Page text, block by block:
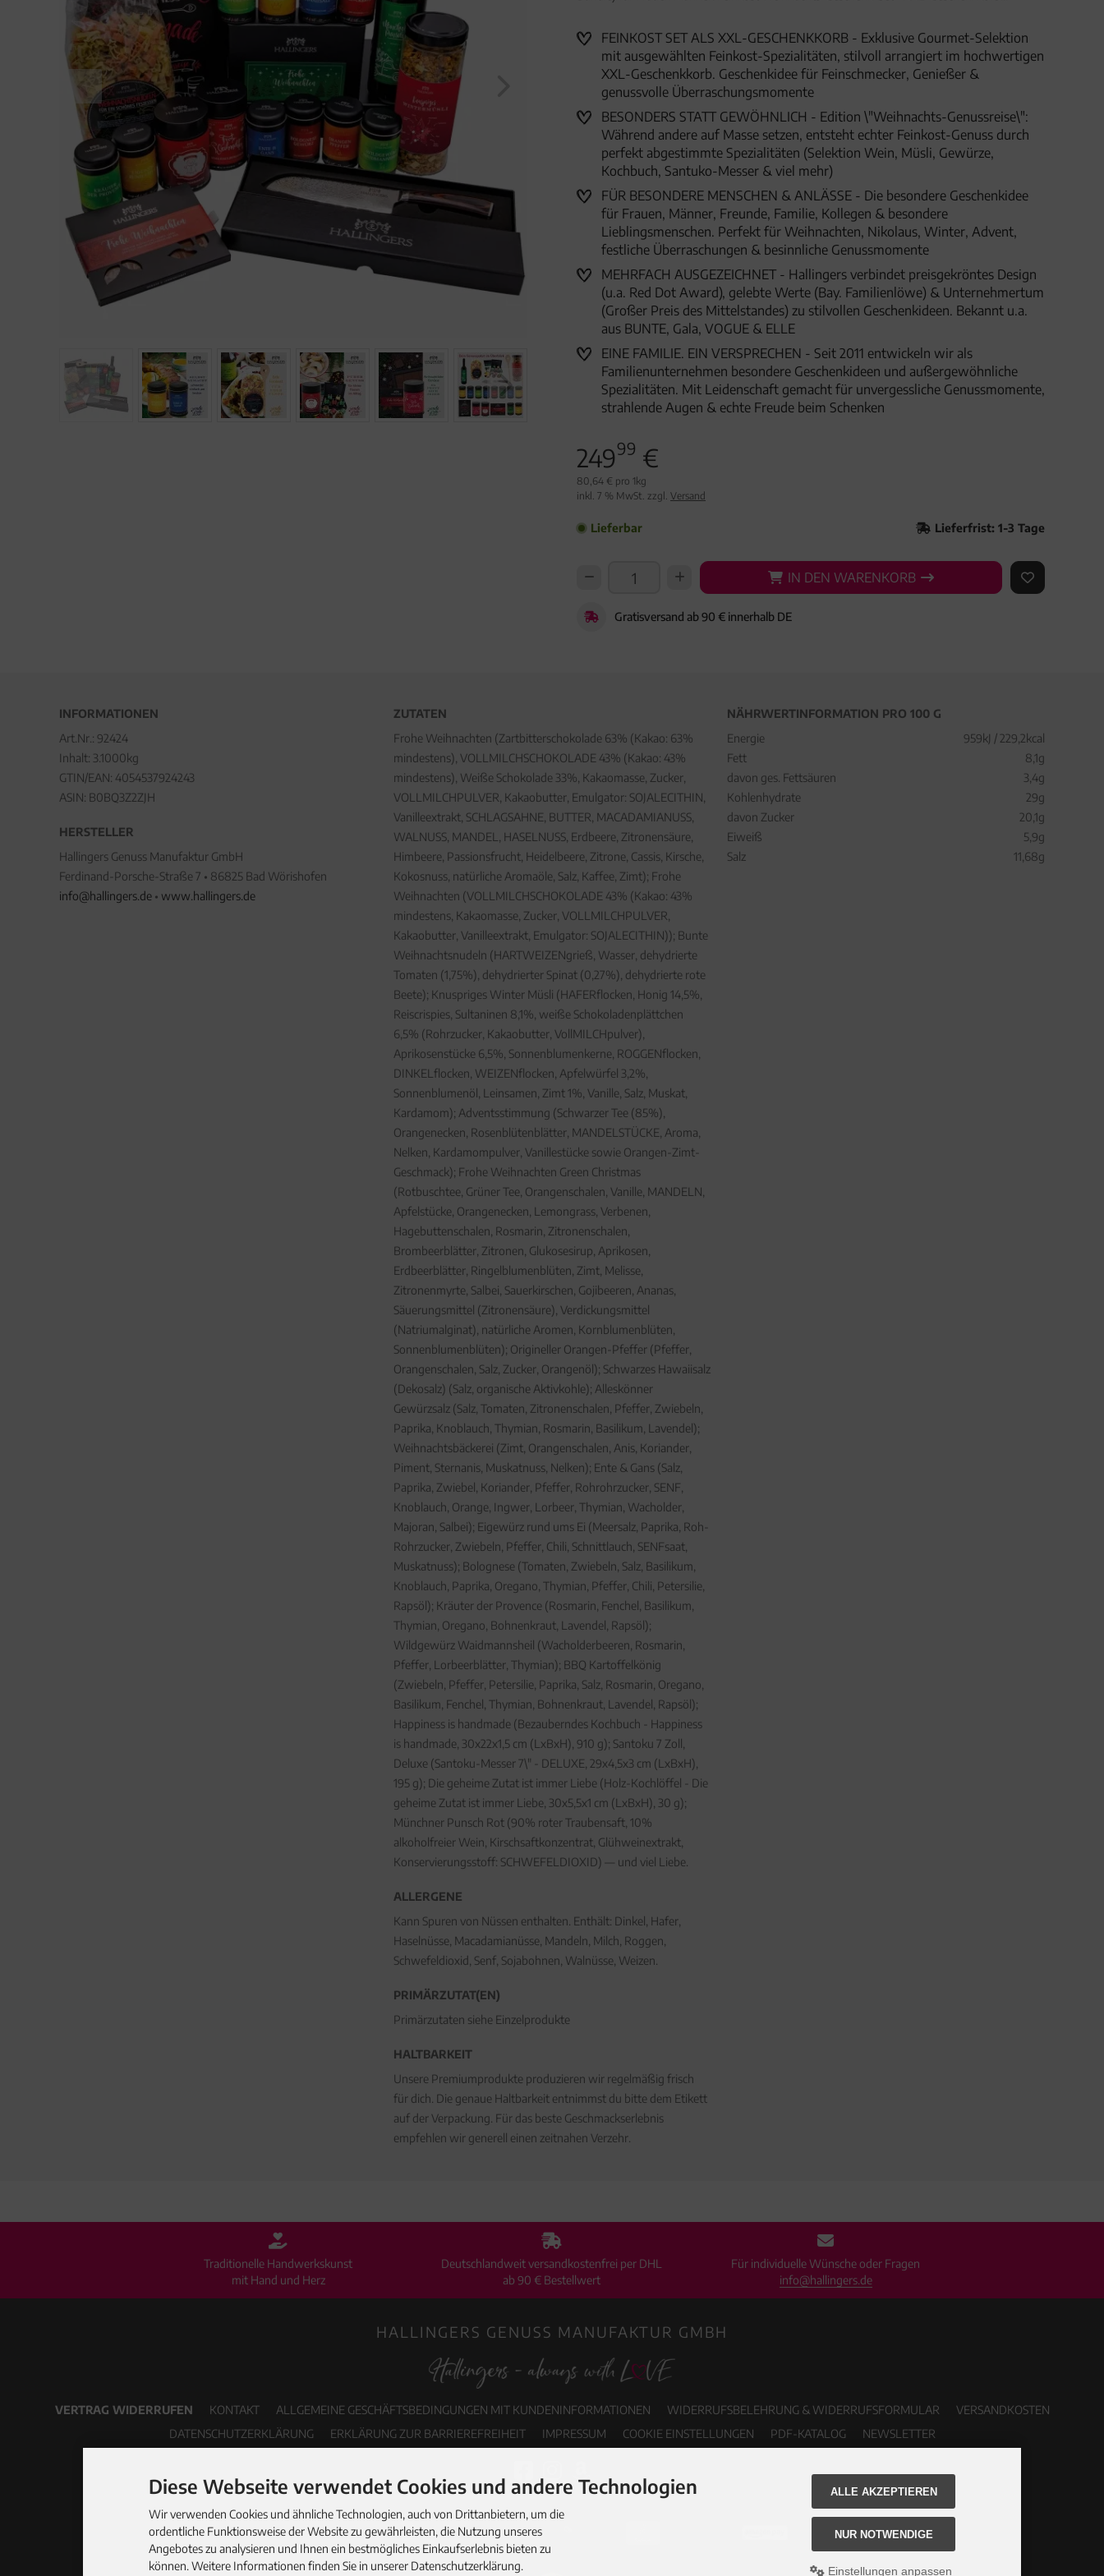
FEINKOST SET ALS XXL-GESCHENKKORB - Exklusive Gourmet-Selektion
mit ausgewählten Feinkost-Spezialitäten, stilvoll arrangiert im hochwertigen
XXL-Geschenkkorb. Geschenkidee für Feinschmecker, Genießer &
genussvolle Überraschungsmomente
BESONDERS STATT GEWÖHNLICH - Edition \"Weihnachts-Genussreise\":
Während andere auf Masse setzen, entsteht echter Feinkost-Genuss durch
perfekt abgestimmte Spezialitäten (Selektion Wein, Müsli, Gewürze,
Kochbuch, Santuko-Messer & viel mehr)
FÜR BESONDERE MENSCHEN & ANLÄSSE - Die besondere Geschenkidee
für Frauen, Männer, Freunde, Familie, Kollegen & besondere
Lieblingsmenschen. Perfekt für Weihnachten, Nikolaus, Winter, Advent,
festliche Überraschungen & besinnliche Genussmomente
MEHRFACH AUSGEZEICHNET - Hallingers verbindet preisgekröntes Design
(u.a. Red Dot Award), gelebte Werte (Bay. Familienlöwe) & Unternehmertum
(Großer Preis des Mittelstandes) zu stilvollen Geschenkideen. Bekannt u.a.
aus BUNTE, Gala, VOGUE & ELLE
EINE FAMILIE. EIN VERSPRECHEN - Seit 2011 entwickeln wir als
Familienunternehmen besondere Geschenkideen und außergewöhnliche
Spezialitäten. Mit Leidenschaft gemacht für unvergessliche Genussmomente,
strahlende Augen & echte Freude beim Schenken
24999 €
80,64 € pro 1kg
inkl. 7 % MwSt. zzgl. Versand
Lieferbar Lieferfrist: 1-3 Tage
IN DEN WARENKORB
IN DEN WARENKORB AUF DEN
Gratisversand ab 90 € innerhalb DE
INFORMATIONEN
Art.Nr.: 92424
Inhalt: 3.1000kg
GTIN/EAN: 4054537924243
ASIN: B0BQ3Z2ZJH
HERSTELLER
Hallingers Genuss Manufaktur GmbH
Ferdinand-Porsche-Straße 7 • 86825 Bad Wörishofen
info@hallingers.de • www.hallingers.de
ZUTATEN
Frohe Weihnachten (Zartbitterschokolade 63% (Kakao: 63%
mindestens), VOLLMILCHSCHOKOLADE 43% (Kakao: 43%
mindestens), Weiße Schokolade 33%, Kakaomasse, Zucker,
VOLLMILCHPULVER, Kakaobutter, Emulgator: SOJALECITHIN,
Vanilleextrakt, SCHLAGSAHNE, BUTTER, MACADAMIANUSS,
WALNUSS, MANDEL, HASELNUSS, Erdbeere, Zitronensäure,
Himbeere, Passionsfrucht, Heidelbeere, Zitrone, Cassis, Kirsche,
Kokosnuss, natürliche Aromaöle, Salz, Kaffee, Zimt); Frohe
Weihnachten (VOLLMILCHSCHOKOLADE 43% (Kakao: 43%
mindestens, Kakaomasse, Zucker, VOLLMILCHPULVER,
Kakaobutter, Vanilleextrakt, Emulgator: SOJALECITHIN)); Bunte
Weihnachtsnudeln (HARTWEIZENgrieß, Wasser, dehydrierte
Tomaten (1,75%), dehydrierter Spinat (0,27%), dehydrierte rote
Beete); Knuspriges Winter Müsli (HAFERflocken, Honig 14,5%,
Reiscrispies, Sultaninen 8,1%, weiße Schokoladenplättchen
6,5% (Rohrzucker, Kakaobutter, VollMILCHpulver),
Aprikosenstücke 6,5%, Sonnenblumenkerne, ROGGENflocken,
DINKELflocken, WEIZENflocken, Apfelwürfel 3,2%,
Sonnenblumenöl, Leinsamen, Zimt 1%, Vanille, Salz, Muskat,
Kardamom); Adventsstimmung (Schwarzer Tee (85%),
Orangenecken, Rosenblütenblätter, MANDELSTÜCKE, Aroma,
Nelken, Kardamompulver, Vanillestücke sowie Orangen-Zimt-
Geschmack); Frohe Weihnachten Green Christmas
(Rotbuschtee, Grüner Tee, Orangenschalen, Vanille, MANDELN,
Apfelstücke, Orangenecken, Lemongrass, Verbenen,
Hagebuttenschalen, Rosmarin, Zitronenschalen,
Brombeerblätter, Zitronen, Glukosesirup, Aprikosen,
Erdbeerblätter, Ringelblumenblüten, Zimt, Melisse,
Zitronenmyrte, Salbei, Sauerkirschen, Gojibeeren, Ananas,
Säuerungsmittel (Zitronensäure), Verdickungsmittel
(Natriumalginat), natürliche Aromen, Kornblumenblüten,
Sonnenblumenblüten); Origineller Orangen-Pfeffer (Pfeffer,
Orangenschalen, Salz, Zucker, Orangenöl); Schwarzes Hawaiisalz
(Dekosalz) (Salz, organische Aktivkohle); Alleskönner
Gewürzsalz (Salz, Tomaten, Zitronenschalen, Pfeffer, Zwiebeln,
Paprika, Knoblauch, Thymian, Rosmarin, Basilikum, Lavendel);
Weihnachtsbäckerei (Zimt, Orangenschalen, Anis, Koriander,
Piment, Sternanis, Muskatnuss, Nelken); Ente & Gans (Salz,
Paprika, Zwiebel, Koriander, Pfeffer, Rohrohrzucker, SENF,
Knoblauch, Orange, Ingwer, Lorbeer, Thymian, Wacholder,
Majoran, Salbei); Eigewürz rund ums Ei (Meersalz, Paprika, Roh-
Rohrzucker, Zwiebeln, Pfeffer, Chili, Schnittlauch, SENFsaat,
Muskatnuss); Bolognese (Tomaten, Zwiebeln, Salz, Basilikum,
Knoblauch, Paprika, Oregano, Thymian, Pfeffer, Chili, Petersilie,
Rapsöl); Kräuter der Provence (Rosmarin, Fenchel, Basilikum,
Thymian, Oregano, Bohnenkraut, Lavendel, Rapsöl);
Wildgewürz Waidmannsheil (Wacholderbeeren, Rosmarin,
Pfeffer, Lorbeerblätter, Thymian); BBQ Kartoffelkönig
(Zwiebeln, Pfeffer, Petersilie, Paprika, Salz, Rosmarin, Oregano,
Basilikum, Fenchel, Thymian, Bohnenkraut, Lavendel, Rapsöl);
Happiness is handmade (Bezauberndes Kochbuch - Happiness
is handmade, 30x22x1,5 cm (LxBxH), 910 g); Santoku 7 Zoll,
Deluxe (Santoku-Messer 7\" - DELUXE, 29x4,5x3 cm (LxBxH),
195 g); Die geheime Zutat ist immer Liebe (Holz-Kochlöffel - Die
geheime Zutat ist immer Liebe, 30x5,5x1 cm (LxBxH), 30 g);
Münchner Punsch Rot (90% roter Traubensaft, 10%
alkoholfreier Wein, Kirschsaftkonzentrat, Glühweinextrakt,
Konservierungsstoff: SCHWEFELDIOXID) — und viel Liebe.
ALLERGENE
Kann Spuren von Nüssen enthalten. Enthält: Dinkel, Hafer,
Haselnüsse, Macadamianüsse, Mandeln, Milch, Roggen,
Schwefeldioxid, Senf, Sojabohnen, Walnüsse, Weizen.
PRIMÄRZUTAT(EN)
Primärzutaten siehe Einzelprodukte
HALTBARKEIT
Unsere Premiumprodukte produzieren wir regelmäßig frisch
für dich. Die genaue Haltbarkeit entnimmst du bitte dem Etikett
auf der Verpackung. Für das beste Geschmackserlebnis
empfehlen wir generell einen zeitnahen Verzehr.
NÄHRWERTINFORMATION PRO 100 G
Energie
959kJ / 229,2kcal
Fett
8,1g
davon ges. Fettsäuren
3,4g
Kohlenhydrate
29g
davon Zucker
20,1g
Eiweiß
5,9g
Salz
11,68g
Traditionelle Handwerkskunst
mit Hand und Herz
Deutschlandweit versandkostenfrei per DHL
ab 90 € Bestellwert
Für individuelle Wünsche oder Fragen
info@hallingers.de
HALLINGERS GENUSS MANUFAKTUR GMBH
VERTRAG WIDERRUFEN KONTAKT ALLGEMEINE GESCHÄFTSBEDINGUNGEN MIT KUNDENINFORMATIONEN WIDERRUFSBELEHRUNG & WIDERRUFSFORMULAR
VERSANDKOSTEN
DATENSCHUTZERKLÄRUNG
ERKLÄRUNG ZUR BARRIEREFREIHEIT IMPRESSUM COOKIE EINSTELLUNGEN PDF-KATALOG NEWSLETTER
Diese Webseite verwendet Cookies und andere Technologien
Wir verwenden Cookies und ähnliche Technologien, auch von Drittanbietern, um die
ordentliche Funktionsweise der Website zu gewährleisten, die Nutzung unseres
Angebotes zu analysieren und Ihnen ein bestmögliches Einkaufserlebnis bieten zu
können. Weitere Informationen finden Sie in unserer Datenschutzerklärung.
ALLE AKZEPTIEREN
NUR NOTWENDIGE
Einstellungen anpassen